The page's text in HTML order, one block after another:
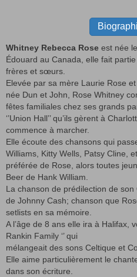
Whitney Rebecca Rose est née
Édouard au Canada, elle fait
frères et sœurs.
Elevée par sa mère Laurie Rose
née Dun et John, Rose Whitney
fêtes familiales chez ses grands
‘’Union Hall’’ qu’ils gèrent à
commence à marcher.
Elle écoute des chansons qui
Williams, Kitty Wells, Patsy Cline,
préférée de Rose, alors toutes
Beer de Hank William.
La chanson de prédilection de son
de Johnny Cash; chanson que
setlists en sa mémoire.
A l’âge de 8 ans elle ira à Halifax,
Rankin Family ‘’ qui
mélangeait des sons Celtique et
Elle aime particulièrement le
dans son écriture.